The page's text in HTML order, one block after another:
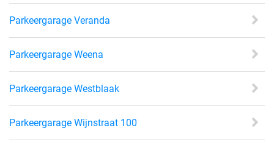
Parkeergarage Veranda
Parkeergarage Weena
Parkeergarage Westblaak
Parkeergarage Wijnstraat 100